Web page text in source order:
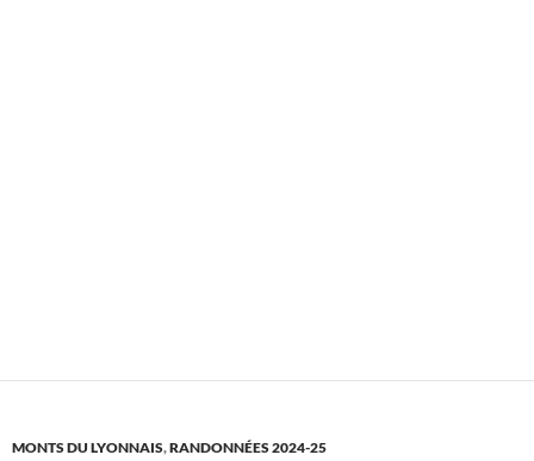
MONTS DU LYONNAIS,RANDONNÉES 2024-25